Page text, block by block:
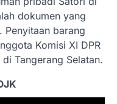
dokumen yang
Penyitaan barang
Komisi XI DPR
Tangerang Selatan.